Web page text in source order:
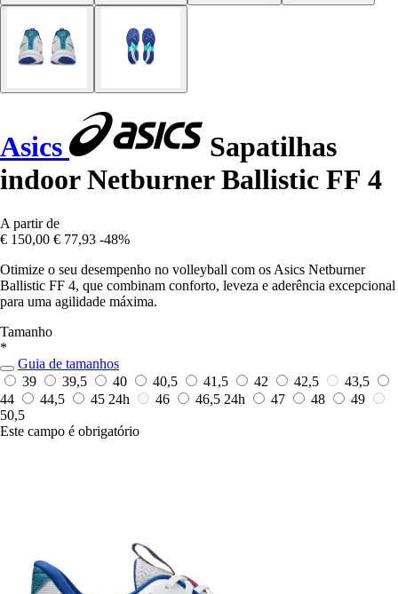
Asics
Sapatilhas
indoor Netburner Ballistic FF 4
A partir de
€ 150,00 € 77,93 -48%
Otimize o seu desempenho no volleyball com os Asics Netburner
Ballistic FF 4, que combinam conforto, leveza e aderência excepcional
para uma agilidade máxima.
Tamanho
*
Guia de tamanhos
39
39,5 40 40,5 41,5 42 42,5
43,5
44
44,5 45 24h 46 46,5 24h 47 48
49
50,5
Este campo é obrigatório